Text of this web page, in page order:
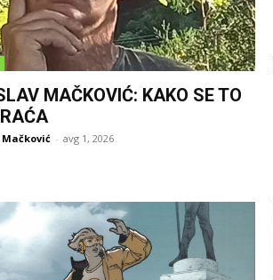
MAČKOVIĆ: KAKO SE TO
- avg 1, 2026